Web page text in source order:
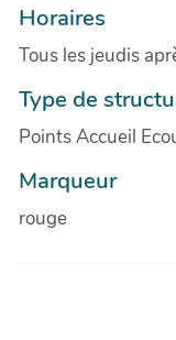
Horaires
Tous les jeudis
Type de
Points Accueil
Marqueur
rouge